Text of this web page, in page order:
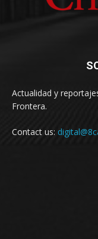
Actualidad y
Frontera.
Contact us: